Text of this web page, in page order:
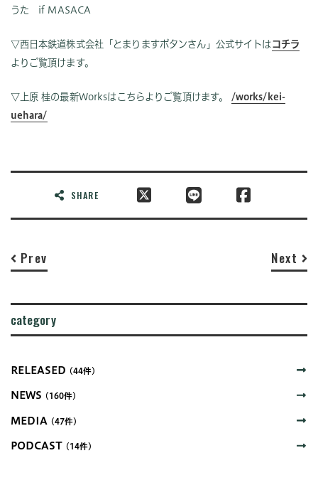
うた if MASACA
▽西日本鉄道株式会社「とまりますボタンさん」公式サイトはコチラ
よりご覧頂けます。
▽上原 桂の最新Worksはこちらよりご覧頂けます。
/works/kei-
uehara/
SHARE
Prev Next
category
RELEASED (44件)
NEWS (160件)
MEDIA (47件)
PODCAST (14件)